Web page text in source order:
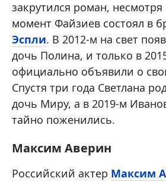
закрутился роман, несмотря
момент Файзиев состоял в
Эспли. В 2012-м на свет
дочь Полина, и только в
официально объявили о
Спустя три года Светлана
дочь Миру, а в 2019-м
тайно поженились.
Максим Аверин
Российский актер Максим